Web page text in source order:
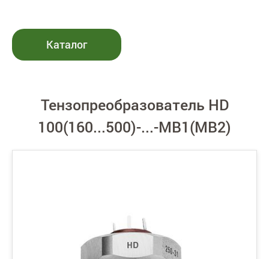
Каталог
Тензопреобразователь HD
100(160...500)-...-MВ1(MВ2)